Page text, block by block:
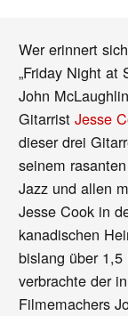
Wer erinnert
„Friday Night at
John
GitarristJesse
dieser drei
seinem
Jazz und allen
Jesse Cook in
kanadischen
bislang über
verbrachte der
Filmemachers